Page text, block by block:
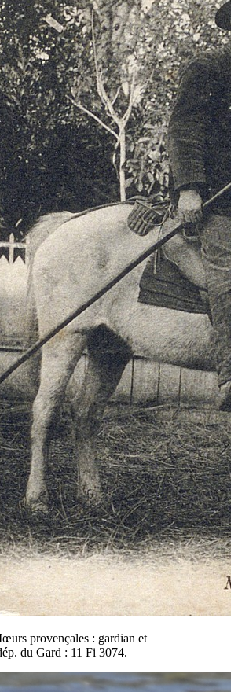
provençales : gardian et
du Gard : 11 Fi 3074.